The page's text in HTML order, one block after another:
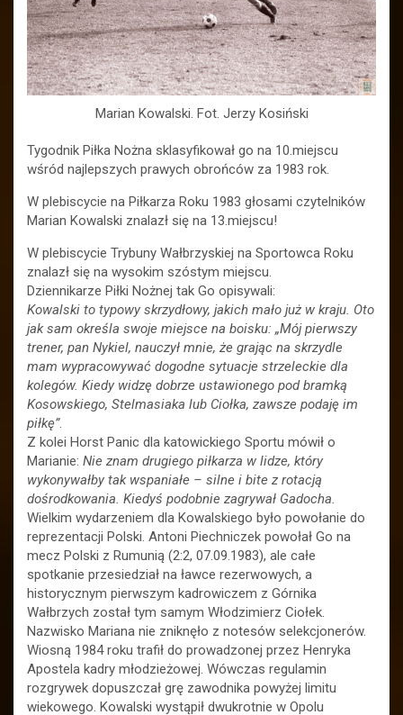
Marian Kowalski. Fot. Jerzy Kosiński
Tygodnik Piłka Nożna sklasyfikował go na 10.miejscu
wśród najlepszych prawych obrońców za 1983 rok.
W plebiscycie na Piłkarza Roku 1983 głosami czytelników
Marian Kowalski znalazł się na 13.miejscu!
W plebiscycie Trybuny Wałbrzyskiej na Sportowca Roku
znalazł się na wysokim szóstym miejscu.
Dziennikarze Piłki Nożnej tak Go opisywali:
Kowalski to typowy skrzydłowy, jakich mało już w kraju. Oto
jak sam określa swoje miejsce na boisku: „Mój pierwszy
trener, pan Nykiel, nauczył mnie, że grając na skrzydle
mam wypracowywać dogodne sytuacje strzeleckie dla
kolegów. Kiedy widzę dobrze ustawionego pod bramką
Kosowskiego, Stelmasiaka lub Ciołka, zawsze podaję im
piłkę”.
Z kolei Horst Panic dla katowickiego Sportu mówił o
Marianie: Nie znam drugiego piłkarza w lidze, który
wykonywałby tak wspaniałe – silne i bite z rotacją
dośrodkowania. Kiedyś podobnie zagrywał Gadocha.
Wielkim wydarzeniem dla Kowalskiego było powołanie do
reprezentacji Polski. Antoni Piechniczek powołał Go na
mecz Polski z Rumunią (2:2, 07.09.1983), ale całe
spotkanie przesiedział na ławce rezerwowych, a
historycznym pierwszym kadrowiczem z Górnika
Wałbrzych został tym samym Włodzimierz Ciołek.
Nazwisko Mariana nie zniknęło z notesów selekcjonerów.
Wiosną 1984 roku trafił do prowadzonej przez Henryka
Apostela kadry młodzieżowej. Wówczas regulamin
rozgrywek dopuszczał grę zawodnika powyżej limitu
wiekowego. Kowalski wystąpił dwukrotnie w Opolu